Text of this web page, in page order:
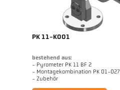
PK 11-K001
bestehend aus:
- Pyrometer PK 11 BF 2
- Montagekombination PK 01-027
- Zubehör